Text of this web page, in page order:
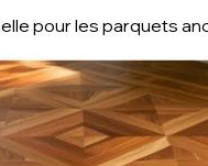
pour les parquets